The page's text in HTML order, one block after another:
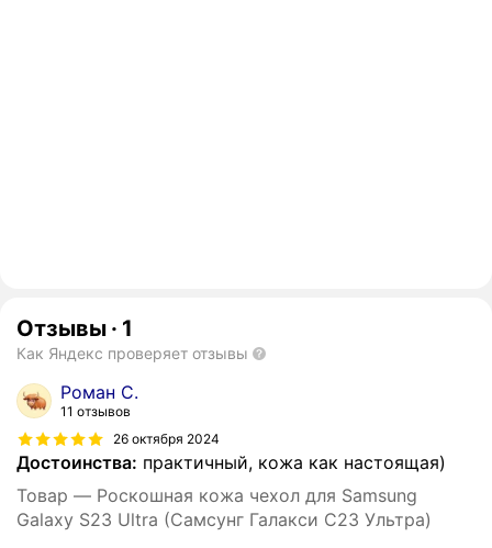
Отзывы · 1
Как Яндекс проверяет отзывы
Роман С.
11 отзывов
26 октября 2024
Достоинства: практичный, кожа как настоящая)
Товар — Роскошная кожа чехол для Samsung
Galaxy S23 Ultra (Самсунг Галакси С23 Ультра)